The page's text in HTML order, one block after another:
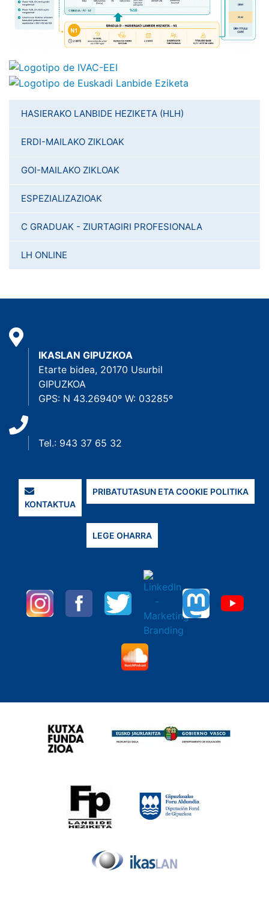
HASIERAKO LANBIDE HEZIKETA (HLH)
ERDI-MAILAKO ZIKLOAK
GOI-MAILAKO ZIKLOAK
ESPEZIALIZAZIOAK
C GRADUAK - ZIURTAGIRI PROFESIONALA
LH ONLINE
IKASLAN GIPUZKOA
Etarte bidea, 20170 Usurbil
GIPUZKOA
GPS: N 43.26940º W: 03285º
Tel.: 943 37 65 32
KONTAKTUA
PRIBATUTASUN ETA COOKIE POLITIKA
LEGE OHARRA